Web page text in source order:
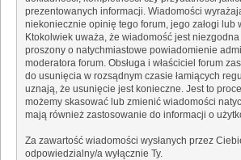
prezentowanych informacji. Wiadomości
niekoniecznie opinię tego forum, jego załogi lub
Ktokolwiek uważa, że wiadomość jest
proszony o natychmiastowe powiadomienie
moderatora forum. Obsługa i właściciel forum
do usunięcia w rozsądnym czasie łamiących
uznają, że usunięcie jest konieczne. Jest to
możemy skasować lub zmienić wiadomości
mają również zastosowanie do informacji o
Za zawartość wiadomości wysłanych przez
odpowiedzialny/a wyłącznie Ty.